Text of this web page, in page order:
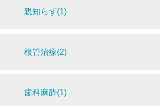
親知らず(1)
根管治療(2)
歯科麻酔(1)